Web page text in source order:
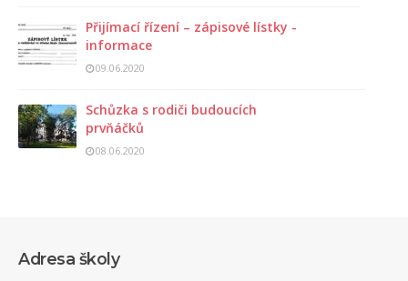
Přijímací řízení – zápisové lístky -
informace
09.06.2020
Schůzka s rodiči budoucích
prvňáčků
08.06.2020
Adresa školy